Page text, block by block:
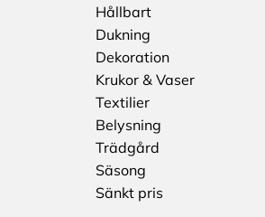
Hållbart
Dukning
Dekoration
Krukor & Vaser
Textilier
Belysning
Trädgård
Säsong
Sänkt pris